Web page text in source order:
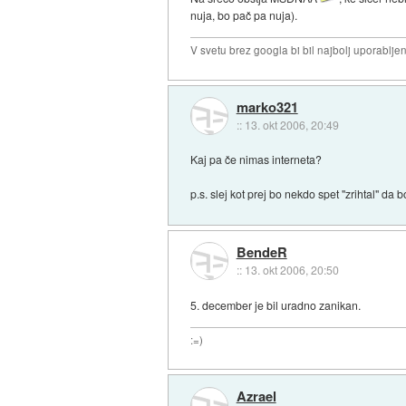
nuja, bo pač pa nuja).
V svetu brez googla bi bil najbolj
marko321
:: 13. okt 2006, 20:49
Kaj pa če nimas interneta?
p.s. slej kot prej bo nekdo spet "zrihtal" da
BendeR
:: 13. okt 2006, 20:50
5. december je bil uradno zanikan.
:=)
Azrael